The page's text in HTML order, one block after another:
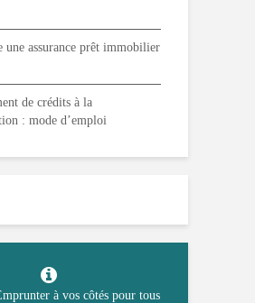
une assurance prêt immobilier
de crédits à la
: mode d’emploi
à vos côtés pour tous